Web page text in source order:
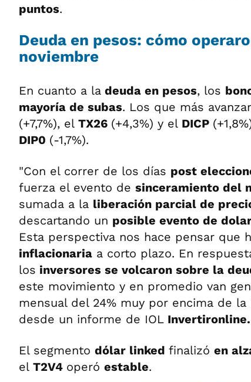
puntos.
Deuda en pesos: cómo
noviembre
En cuanto a la deuda en pesos, los
mayoría de subas. Los que más
(+7,7%), el TX26 (+4,3%) y el DICP
DIP0 (-1,7%).
"Con el correr de los días post
fuerza el evento de sinceramiento del
sumada a la liberación parcial de
descartando un posible evento de
Esta perspectiva nos hace pensar que
inflacionaria a corto plazo. En
los inversores se volcaron sobre la
este movimiento y en promedio van
mensual del 24% muy por encima de
desde un informe de IOL Invertironline.
El segmento dólar linked finalizó en
el T2V4 operó estable.